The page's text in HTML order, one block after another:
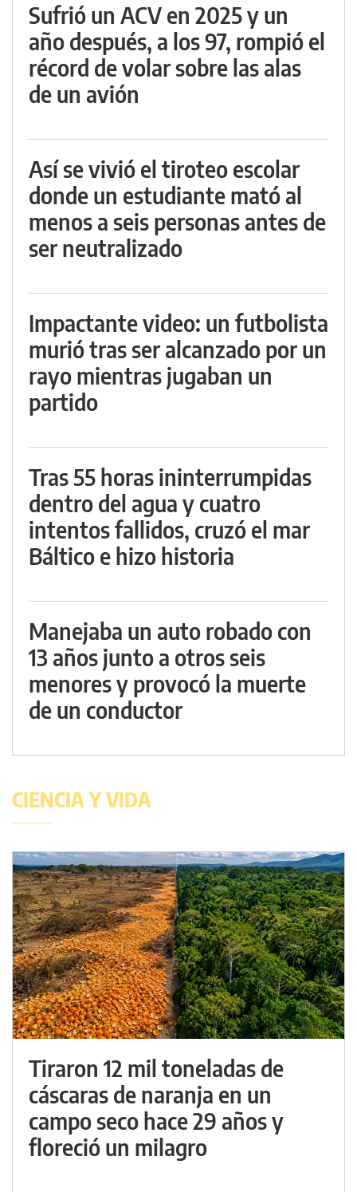
Sufrió un ACV en 2025 y un
año después, a los 97, rompió el
récord de volar sobre las alas
de un avión
Así se vivió el tiroteo escolar
donde un estudiante mató al
menos a seis personas antes de
ser neutralizado
Impactante video: un futbolista
murió tras ser alcanzado por un
rayo mientras jugaban un
partido
Tras 55 horas ininterrumpidas
dentro del agua y cuatro
intentos fallidos, cruzó el mar
Báltico e hizo historia
Manejaba un auto robado con
13 años junto a otros seis
menores y provocó la muerte
de un conductor
CIENCIA Y VIDA
Tiraron 12 mil toneladas de
cáscaras de naranja en un
campo seco hace 29 años y
floreció un milagro